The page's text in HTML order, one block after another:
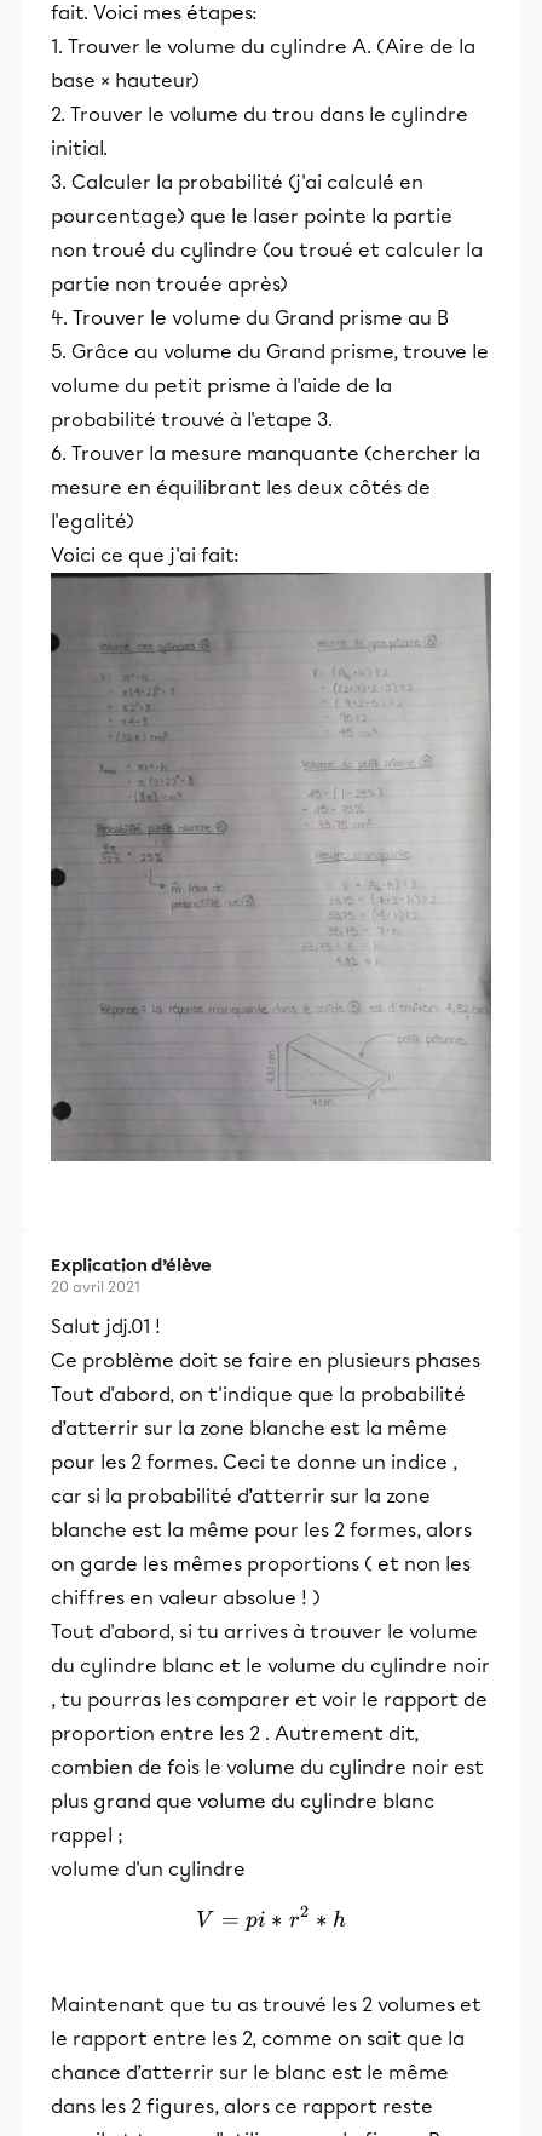
fait. Voici mes étapes:
1. Trouver le volume du cylindre A. (Aire de la
base × hauteur)
2. Trouver le volume du trou dans le cylindre
initial.
3. Calculer la probabilité (j'ai calculé en
pourcentage) que le laser pointe la partie
non troué du cylindre (ou troué et calculer la
partie non trouée après)
4. Trouver le volume du Grand prisme au B
5. Grâce au volume du Grand prisme, trouve le
volume du petit prisme à l'aide de la
probabilité trouvé à l'etape 3.
6. Trouver la mesure manquante (chercher la
mesure en équilibrant les deux côtés de
l'egalité)
Voici ce que j'ai fait:
Explication d’élève
20 avril 2021
Salut jdj.01 !
Ce problème doit se faire en plusieurs phases
Tout d'abord, on t'indique que la probabilité
d’atterrir sur la zone blanche est la même
pour les 2 formes. Ceci te donne un indice ,
car si la probabilité d’atterrir sur la zone
blanche est la même pour les 2 formes, alors
on garde les mêmes proportions ( et non les
chiffres en valeur absolue ! )
Tout d'abord, si tu arrives à trouver le volume
du cylindre blanc et le volume du cylindre noir
, tu pourras les comparer et voir le rapport de
proportion entre les 2 . Autrement dit,
combien de fois le volume du cylindre noir est
plus grand que volume du cylindre blanc
rappel ;
volume d'un cylindre
V= pi*r^2*h
V = pi ∗ r2 ∗ h
Maintenant que tu as trouvé les 2 volumes et
le rapport entre les 2, comme on sait que la
chance d’atterrir sur le blanc est le même
dans les 2 figures, alors ce rapport reste